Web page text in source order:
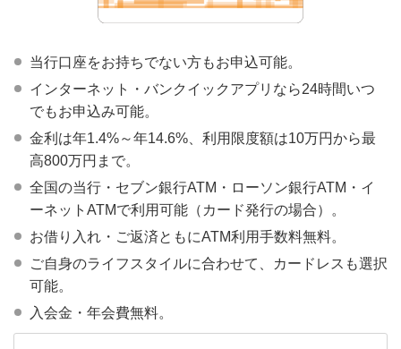
当行口座をお持ちでない方もお申込可能。
インターネット・バンクイックアプリなら24時間いつ
でもお申込み可能。
金利は年1.4%～年14.6%、利用限度額は10万円から最
高800万円まで。
全国の当行・セブン銀行ATM・ローソン銀行ATM・イ
ーネットATMで利用可能（カード発行の場合）。
お借り入れ・ご返済ともにATM利用手数料無料。
ご自身のライフスタイルに合わせて、カードレスも選択
可能。
入会金・年会費無料。